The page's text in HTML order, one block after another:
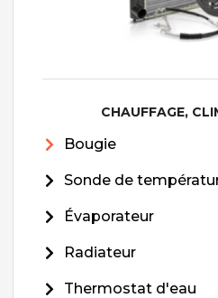
CHAUFFAGE,
Bougie
Sonde de
Évaporateur
Radiateur
Thermostat d'eau